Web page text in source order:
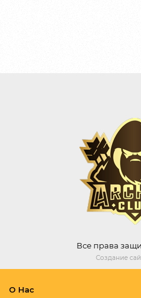
Все права
Создание
О Нас